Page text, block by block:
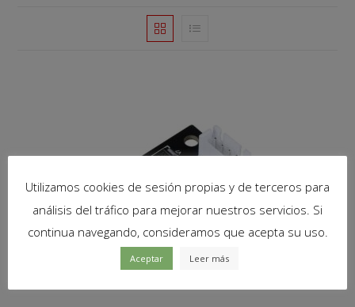
Utilizamos cookies de sesión propias y de terceros para
análisis del tráfico para mejorar nuestros servicios. Si
continua navegando, consideramos que acepta su uso.
Aceptar Leer más